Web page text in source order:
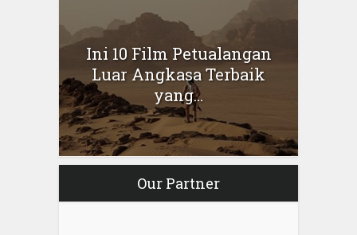
Ini 10 Film Petualangan
Luar Angkasa Terbaik
yang...
Our Partner